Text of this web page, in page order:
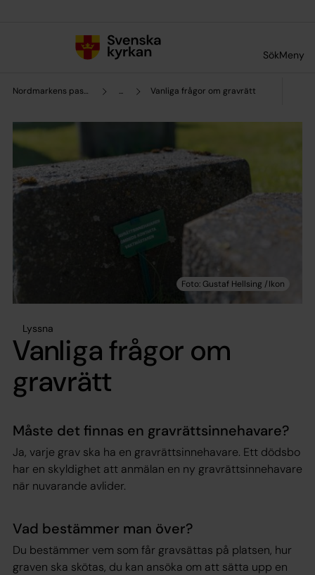
SökMeny
Nordmarkens pastorat ... Vanliga frågor om gravrätt
Lyssna
Vanliga frågor om
gravrätt
Måste det finnas en gravrättsinnehavare?
Ja, varje grav ska ha en gravrättsinnehavare. Ett dödsbo
har en skyldighet att anmälan en ny gravrättsinnehavare
när nuvarande avlider.
Vad bestämmer man över?
Du bestämmer vem som får gravsättas på platsen, hur
graven ska skötas, du kan ansöka om att sätta upp en